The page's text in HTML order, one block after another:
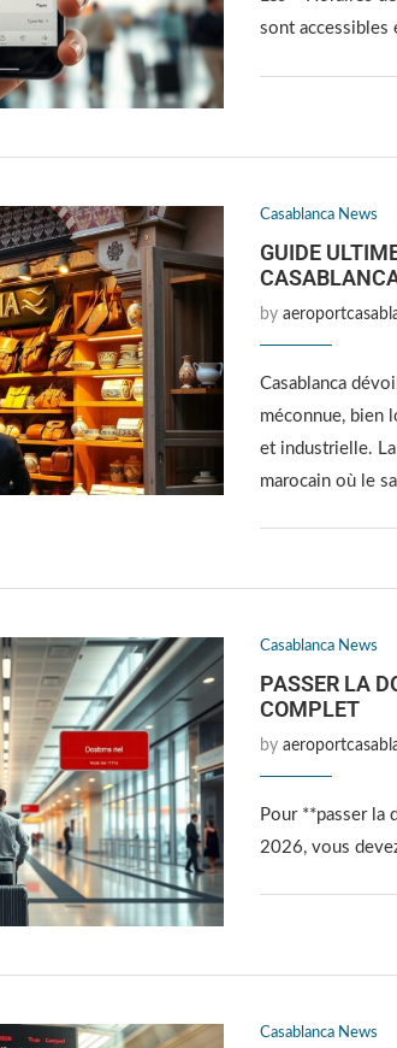
sont accessibles
Casablanca News
GUIDE
by
Casablanca
méconnue, bien
et industrielle.
marocain où le
Casablanca News
PASSER LA
COMPLET
by
Pour **passer la
2026, vous
Casablanca News